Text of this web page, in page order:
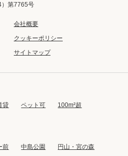
）第7765号
会社概要
クッキーポリシー
サイトマップ
貸 ペット可 100m²超
前 中島公園
円山・宮の森